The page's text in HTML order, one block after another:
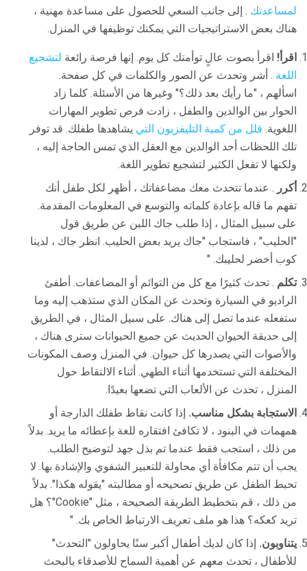
لمساعدتك . إلى جانب السعي للحصول على مساعدة مهنية ،
هناك بعض الاستراتيجيات التي يمكنك توظيفها في المنزل.
اقرأ! اقرأ بصوت عالٍ توأمتك كل يوم. إنها فرصة رائعة لتشجيع
اللغة . أشر وتحدث عن الصور والكلمات في كل صفحة.
اسألهم ، "ما رأيك بعد ذلك؟" وغيرها من الأسئلة. كلما زاد
الحوار بين الوالدين والطفل ، زادت فرص تطوير المهارات
اللغوية. قلل من كمية التليفزيون التي يشاهدها طفلك. قد توفر
تلك اللحظات أحد الوالدين مع العقل الذي تمس الحاجة إليه ،
ولكنها لا تفعل الكثير لتشجيع تطوير اللغة.
أكرر . عندما تتحدث معك مضاعفاتك ، أظهر لكل طفل أنك
تفهم ما قاله بإعادة كلماته والتوسع في المعلومات المقدمة.
على سبيل المثال ، إذا طلب جاك اللبن عن طريق قول
"الحليب" ، فاستجاب "جاك يريد بعض الحليب. انظر جاك ، لدينا
كوب أخضر لحليبك. "
تكلم . تحدث كثيرًا مع كل من التوائم أو المضاعفات. أطفئ
الراديو في السيارة وتحدث عن المكان الذي ستذهب إليه وما
ستفعله عندما تصل إلى هناك. على سبيل المثال ، في الطريق
إلى حديقة الحيوان الحديث عن جميع الحيوانات سترى هناك ،
والأصوات التي يصدرها كل حيوان. في المنزل وصف المكونات
المختلفة التي تستخدمها أثناء الطهي. أثناء الالتقاط حول
المنزل ، تحدث عن الألعاب التي تضعها بعيدًا.
الاستجابة بشكل مناسب. إذا كانت نقاط طفلك الدارجة أو
همهمات في البنود ، لا تكافئ افتقاره للغة بإعطائه ما يريد. بدلاً
من ذلك ، استجب فقط عندما تم بذل جهد لتوضيح الطلب.
يجب أن تتم مكافأة أي محاولة للتعبير الشفوي والإشادة بها. لا
تحبط الطفل عن طريق تصحيحه أو مطالبته "يقوله هكذا". بدلاً
من ذلك ، قم بتخطيط الطريقة الصحيحة ، مثل "Cookie"؟ هل
تريد كعكه؟ هذا هو ملف تعريف الارتباط الخاص بك. "
يتناوبون. إذا كان لديك أطفال أكبر سنًا يحاولون "التحدث"
للأطفال ، تحدث معهم عن أهمية السماح للأصدقاء بالبحث